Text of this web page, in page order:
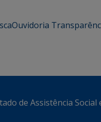
Ouvidoria
de Assistência